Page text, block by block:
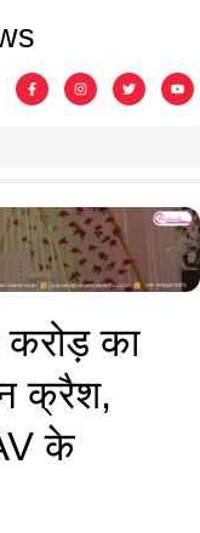
करोड़ का
क्रैश,
के